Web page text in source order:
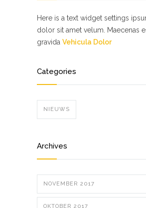
Here is a text widget settings
dolor sit amet velum. Maecenas
gravida Vehicula Dolor
Categories
NIEUWS
Archives
NOVEMBER 2017
OKTOBER 2017